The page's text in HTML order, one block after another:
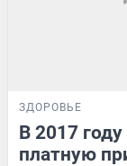
ЗДОРОВЬЕ
В 2017
платную